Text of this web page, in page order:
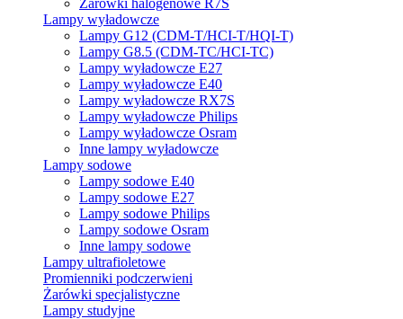
Lampy wyładowcze
Lampy G12 (CDM-T/HCI-T/HQI-T)
Lampy G8.5 (CDM-TC/HCI-TC)
Lampy wyładowcze E27
Lampy wyładowcze E40
Lampy wyładowcze RX7S
Lampy wyładowcze Philips
Lampy wyładowcze Osram
Inne lampy wyładowcze
Lampy sodowe
Lampy sodowe E40
Lampy sodowe E27
Lampy sodowe Philips
Lampy sodowe Osram
Inne lampy sodowe
Lampy ultrafioletowe
Promienniki podczerwieni
Żarówki specjalistyczne
Lampy studyjne